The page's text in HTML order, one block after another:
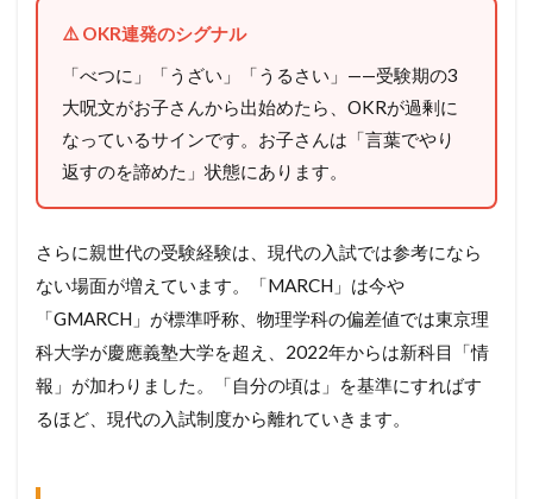
⚠️ OKR連発のシグナル
「べつに」「うざい」「うるさい」——受験期の3
大呪文がお子さんから出始めたら、OKRが過剰に
なっているサインです。お子さんは「言葉でやり
返すのを諦めた」状態にあります。
さらに親世代の受験経験は、現代の入試では参考になら
ない場面が増えています。「MARCH」は今や
「GMARCH」が標準呼称、物理学科の偏差値では東京理
科大学が慶應義塾大学を超え、2022年からは新科目「情
報」が加わりました。「自分の頃は」を基準にすればす
るほど、現代の入試制度から離れていきます。